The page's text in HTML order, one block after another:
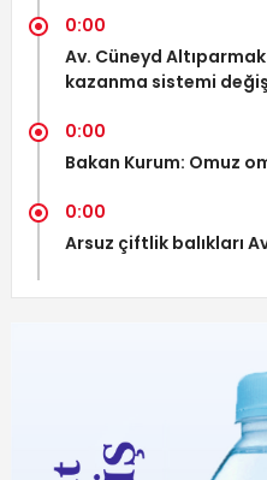
0:00
Av. Cüneyd
kazanma sistemi
0:00
Bakan Kurum: Omuz
0:00
Arsuz çiftlik balıkları